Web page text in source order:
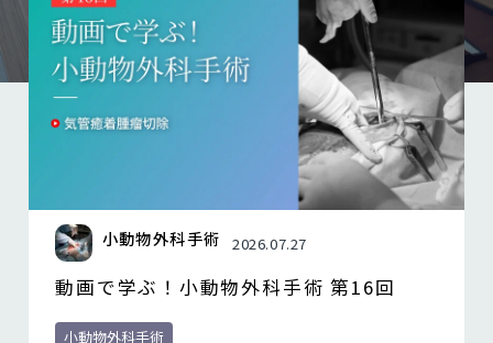
小動物外科手術 2026.07.27
動画で学ぶ！小動物外科手術 第16回
小動物外科手術